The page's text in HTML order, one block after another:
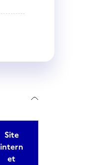
Site
intern
et